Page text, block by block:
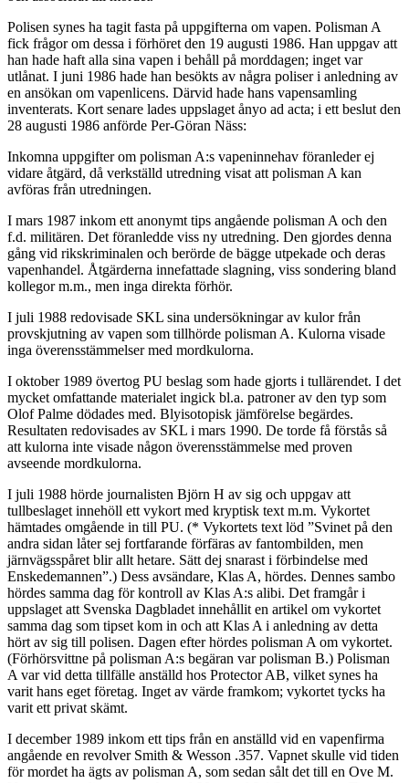
Polisen synes ha tagit fasta på uppgifterna om vapen. Polisman A
fick frågor om dessa i förhöret den 19 augusti 1986. Han uppgav att
han hade haft alla sina vapen i behåll på morddagen; inget var
utlånat. I juni 1986 hade han besökts av några poliser i anledning av
en ansökan om vapenlicens. Därvid hade hans vapensamling
inventerats. Kort senare lades uppslaget ånyo ad acta; i ett beslut den
28 augusti 1986 anförde Per-Göran Näss:
Inkomna uppgifter om polisman A:s vapeninnehav föranleder ej
vidare åtgärd, då verkställd utredning visat att polisman A kan
avföras från utredningen.
I mars 1987 inkom ett anonymt tips angående polisman A och den
f.d. militären. Det föranledde viss ny utredning. Den gjordes denna
gång vid rikskriminalen och berörde de bägge utpekade och deras
vapenhandel. Åtgärderna innefattade slagning, viss sondering bland
kollegor m.m., men inga direkta förhör.
I juli 1988 redovisade SKL sina undersökningar av kulor från
provskjutning av vapen som tillhörde polisman A. Kulorna visade
inga överensstämmelser med mordkulorna.
I oktober 1989 övertog PU beslag som hade gjorts i tullärendet. I det
mycket omfattande materialet ingick bl.a. patroner av den typ som
Olof Palme dödades med. Blyisotopisk jämförelse begärdes.
Resultaten redovisades av SKL i mars 1990. De torde få förstås så
att kulorna inte visade någon överensstämmelse med proven
avseende mordkulorna.
I juli 1988 hörde journalisten Björn H av sig och uppgav att
tullbeslaget innehöll ett vykort med kryptisk text m.m. Vykortet
hämtades omgående in till PU. (* Vykortets text löd ”Svinet på den
andra sidan låter sej fortfarande förfäras av fantombilden, men
järnvägsspåret blir allt hetare. Sätt dej snarast i förbindelse med
Enskedemannen”.) Dess avsändare, Klas A, hördes. Dennes sambo
hördes samma dag för kontroll av Klas A:s alibi. Det framgår i
uppslaget att Svenska Dagbladet innehållit en artikel om vykortet
samma dag som tipset kom in och att Klas A i anledning av detta
hört av sig till polisen. Dagen efter hördes polisman A om vykortet.
(Förhörsvittne på polisman A:s begäran var polisman B.) Polisman
A var vid detta tillfälle anställd hos Protector AB, vilket synes ha
varit hans eget företag. Inget av värde framkom; vykortet tycks ha
varit ett privat skämt.
I december 1989 inkom ett tips från en anställd vid en vapenfirma
angående en revolver Smith & Wesson .357. Vapnet skulle vid tiden
för mordet ha ägts av polisman A, som sedan sålt det till en Ove M.